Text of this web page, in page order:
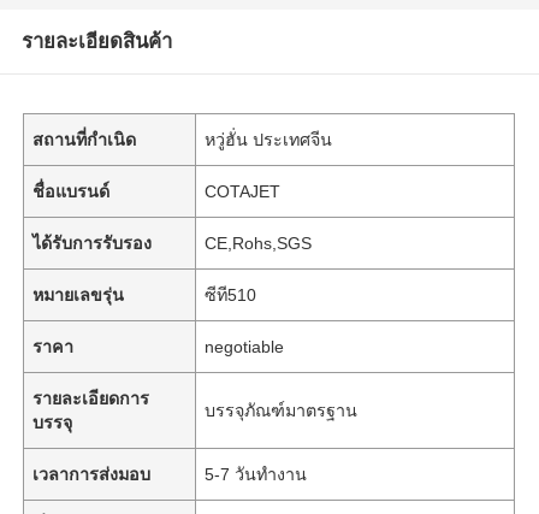
รายละเอียดสินค้า
สถานที่กำเนิด หวู่ฮั่น ประเทศจีน
ชื่อแบรนด์ COTAJET
ได้รับการรับรอง CE,Rohs,SGS
หมายเลขรุ่น ซีที510
ราคา negotiable
รายละเอียดการ
บรรจุ
บรรจุภัณฑ์มาตรฐาน
เวลาการส่งมอบ 5-7 วันทำงาน